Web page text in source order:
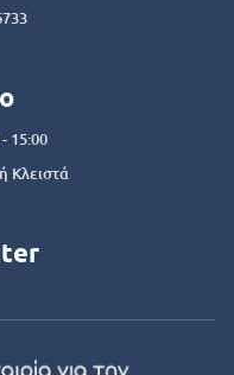
15:00
Κλειστά